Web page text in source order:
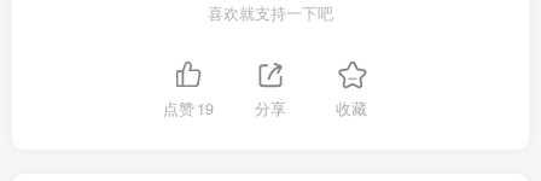
喜欢就支持一下吧
点赞19 分享 收藏